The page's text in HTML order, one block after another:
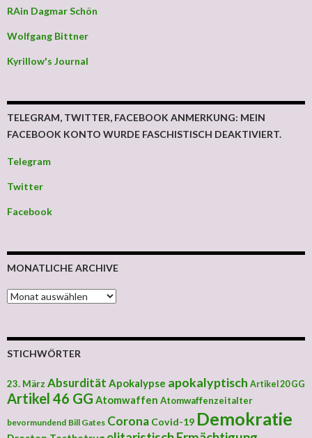
RAin Dagmar Schön
Wolfgang Bittner
Kyrillow's Journal
TELEGRAM, TWITTER, FACEBOOK ANMERKUNG: MEIN
FACEBOOK KONTO WURDE FASCHISTISCH DEAKTIVIERT.
Telegram
Twitter
Facebook
MONATLICHE ARCHIVE
MONATLICHE ARCHIVE
STICHWÖRTER
23. März Absurdität Apokalypse apokalyptisch Artikel 20 GG
Artikel 46 GG Atomwaffen Atomwaffenzeitalter
bevormundend Bill Gates Corona Covid-19 Demokratie